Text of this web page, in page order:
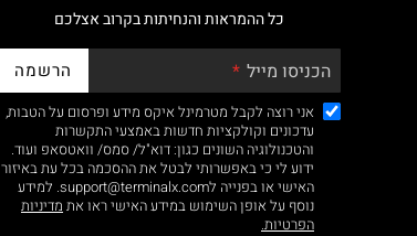
כל ההמראות והנחיתות בקרוב אצלכם
הכניסו מייל הרשמה
אני רוצה לקבל מטרמינל איקס מידע ופרסום על הטבות,
עדכונים וקולקציות חדשות באמצעי התקשרות
והטכנולוגיה השונים כגון: דוא"ל/ סמס/ וואטסאפ ועוד.
ידוע לי כי באפשרותי לבטל את ההסכמה בכל עת באיזור
האישי או בפנייה לsupport@terminalx.com. למידע
נוסף על אופן השימוש במידע האישי ראו את מדיניות
הפרטיות.